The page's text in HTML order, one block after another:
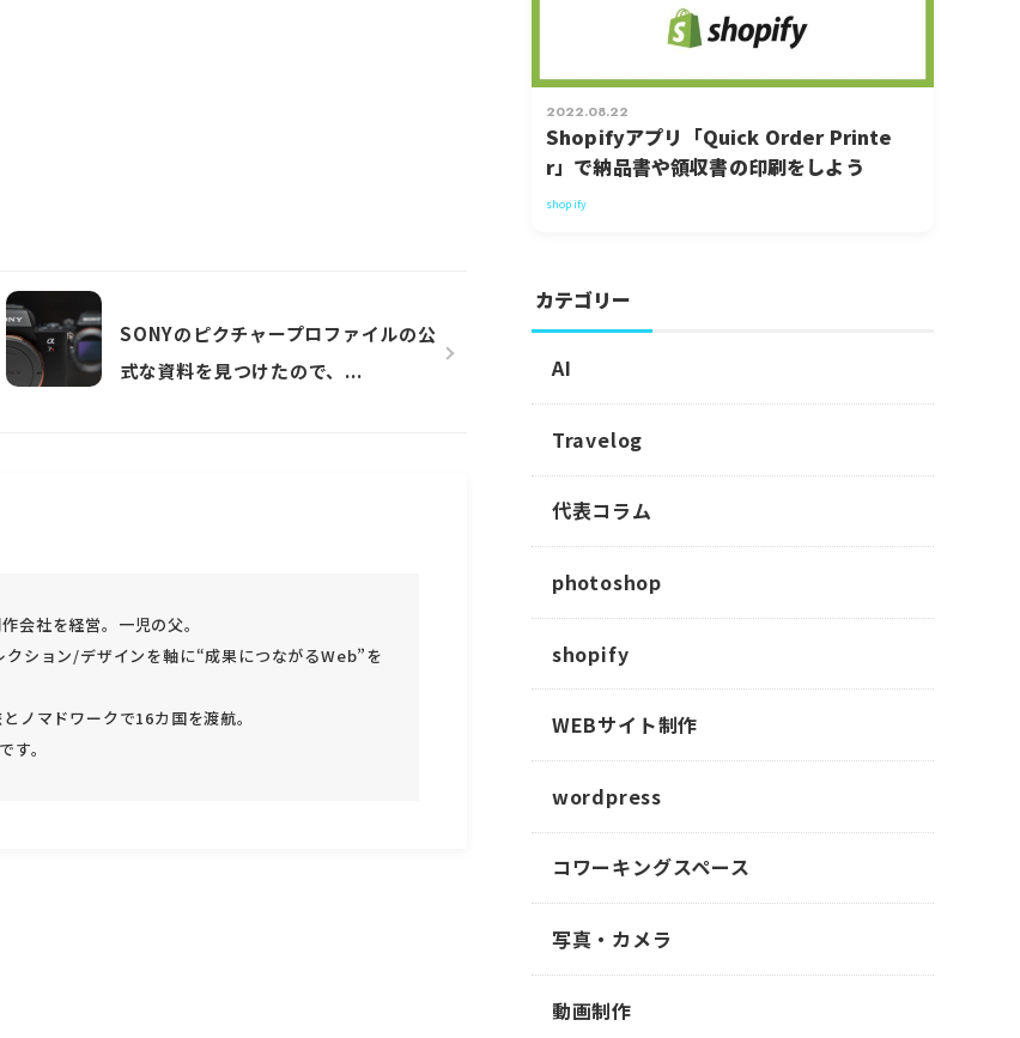
SONYのピクチャープロファイルの公
式な資料を見つけたので、...
会社を経営。一児の父。
ション/デザインを軸に“成果につながるWeb”を
ノマドワークで16カ国を渡航。
す。
2022.08.22
Shopifyアプリ「Quick Order Printe
r」で納品書や領収書の印刷をしよう
shopify
カテゴリー
AI
Travelog
代表コラム
photoshop
shopify
WEBサイト制作
wordpress
コワーキングスペース
写真・カメラ
動画制作